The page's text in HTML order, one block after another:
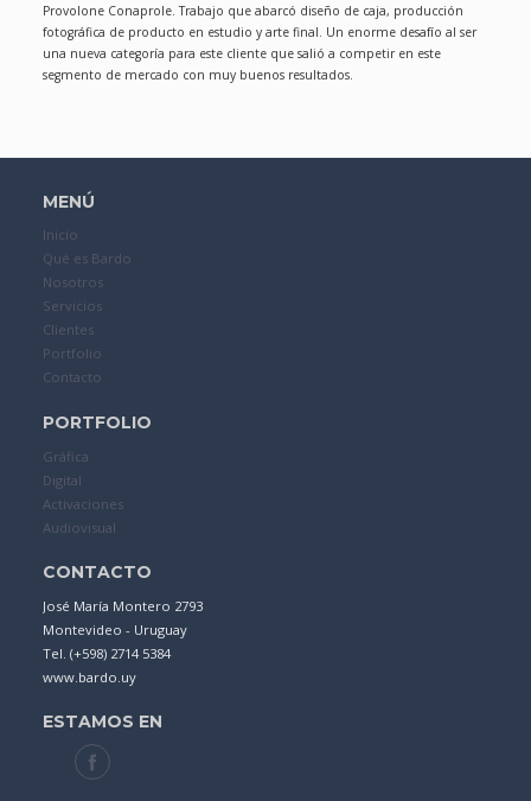
Provolone Conaprole. Trabajo que abarcó diseño de caja, producción
fotográfica de producto en estudio y arte final. Un enorme desafío al ser
una nueva categoría para este cliente que salió a competir en este
segmento de mercado con muy buenos resultados.
MENÚ
Inicio
Qué es Bardo
Nosotros
Servicios
Clientes
Portfolio
Contacto
PORTFOLIO
Gráfica
Digital
Activaciones
Audiovisual
CONTACTO
José María Montero 2793
Montevideo - Uruguay
Tel. (+598) 2714 5384
www.bardo.uy
ESTAMOS EN